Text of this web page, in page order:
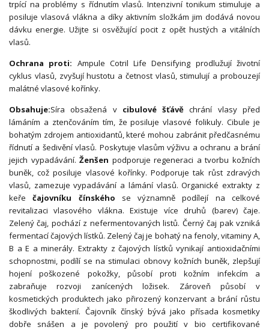
trpící na problémy s řídnutím vlasů. Intenzivní tonikum stimuluje a
posiluje vlasová vlákna a díky aktivním složkám jim dodává novou
dávku energie. Užijte si osvěžující pocit z opět hustých a vitálních
vlasů.
Ochrana proti: Ampule Cotril LifeDensifying prodlužují životní
cyklus vlasů, zvyšují hustotu a četnost vlasů, stimulují a probouzejí
malátné vlasové kořínky.
Obsahuje:Síra obsažená v cibulové šťávě chrání vlasy před
lámáním a ztenčováním tím, že posiluje vlasové folikuly. Cibule je
bohatým zdrojem antioxidantů, které mohou zabránit předčasnému
řídnutí a šedivění vlasů. Poskytuje vlasům výživu a ochranu a brání
jejich vypadávání.Ženšen podporuje regeneraci a tvorbu kožních
buněk, což posiluje vlasové kořínky. Podporuje tak růst zdravých
vlasů, zamezuje vypadávání a lámání vlasů. Organické extrakty z
keře čajovníku čínského se významně podílejí na celkové
revitalizaci vlasového vlákna. Existuje více druhů (barev) čaje.
Zelený čaj, pochází z nefermentovaných listů. Černý čaj pak vzniká
fermentací čajových lístků. Zelený čaj je bohatý na fenoly, vitaminy A,
B a E a minerály. Extrakty z čajových lístků vynikají antioxidačními
schopnostmi, podílí se na stimulaci obnovy kožních buněk, zlepšují
hojení poškozené pokožky, působí proti kožním infekcím a
zabraňuje rozvoji zanícených ložisek. Zároveň působí v
kosmetických produktech jako přirozený konzervant a brání růstu
škodlivých bakterií. Čajovník čínský bývá jako přísada kosmetiky
dobře snášen a je povolený pro použití v bio certifikované